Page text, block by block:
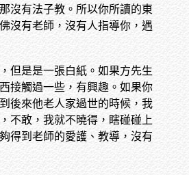
沒有法子教。所以你所讀的東
沒有老師，沒有人指導你，遇
但是是一張白紙。如果方先生
接觸過一些，有興趣。如果你
後來他老人家過世的時候，我
不敢，我就不曉得，瞎碰碰上
得到老師的愛護、教導，沒有